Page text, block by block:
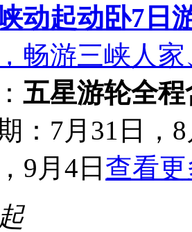
动起动卧7日
畅游三峡人
五星游轮全程
：7月31日，
9月4日 查看
起